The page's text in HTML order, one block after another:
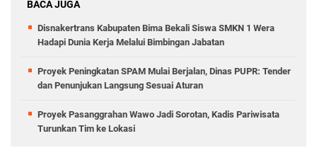
BACA JUGA
Disnakertrans Kabupaten Bima Bekali Siswa SMKN 1 Wera
Hadapi Dunia Kerja Melalui Bimbingan Jabatan
Proyek Peningkatan SPAM Mulai Berjalan, Dinas PUPR: Tender
dan Penunjukan Langsung Sesuai Aturan
Proyek Pasanggrahan Wawo Jadi Sorotan, Kadis Pariwisata
Turunkan Tim ke Lokasi